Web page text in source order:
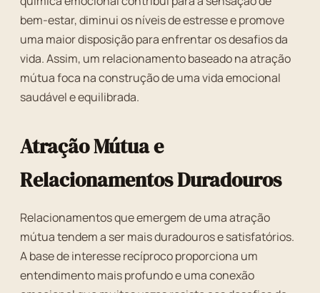
bem-estar, diminui os níveis de estresse e promove
uma maior disposição para enfrentar os desafios da
vida. Assim, um relacionamento baseado na atração
mútua foca na construção de uma vida emocional
saudável e equilibrada.
Atração Mútua e
Relacionamentos Duradouros
Relacionamentos que emergem de uma atração
mútua tendem a ser mais duradouros e satisfatórios.
A base de interesse recíproco proporciona um
entendimento mais profundo e uma conexão